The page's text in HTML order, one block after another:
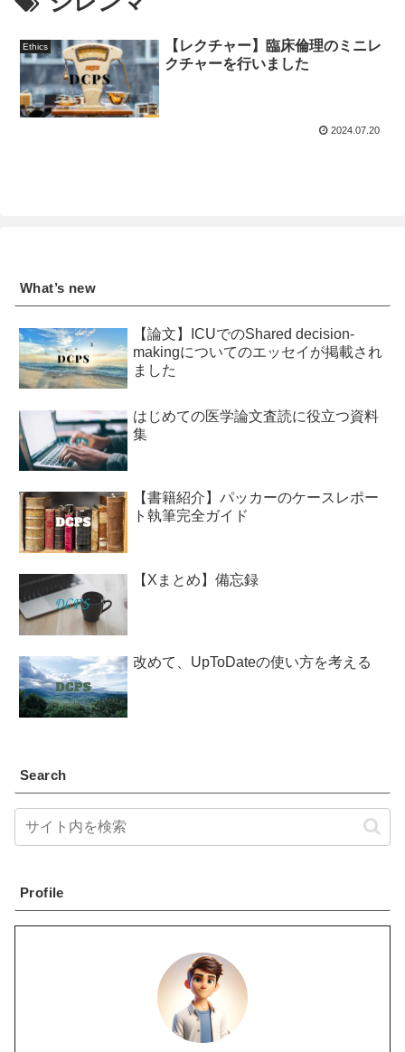
Ethics
【レクチャー】臨床倫理のミニレ
クチャーを行いました
2024.07.20
What’s new
【論文】ICUでのShared decision-
makingについてのエッセイが掲載され
ました
はじめての医学論文査読に役立つ資料
集
【書籍紹介】パッカーのケースレポー
ト執筆完全ガイド
【Xまとめ】備忘録
改めて、UpToDateの使い方を考える
Search
Profile